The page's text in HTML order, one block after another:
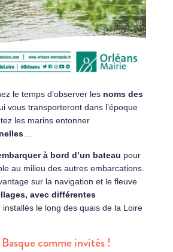
le temps d’observer les noms des
vous transporteront dans l’époque
les marins entonner
à bord d’un bateau pour
au milieu des autres embarcations.
sur la navigation et le fleuve
avec différentes
installés le long des quais de la Loire
comme invités !